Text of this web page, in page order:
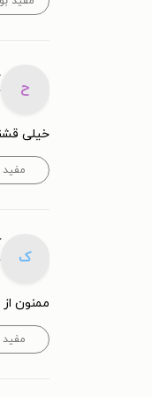
ح
خیلی
مفید
ک
ممنون
مفید